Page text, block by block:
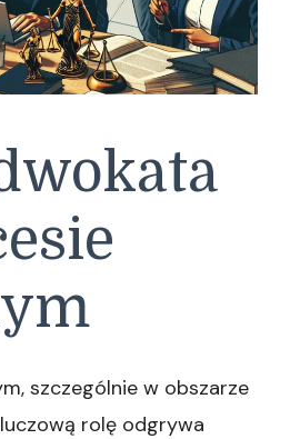
szczególnie w obszarze
rolę odgrywa